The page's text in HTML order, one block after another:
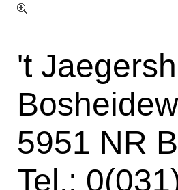
't
5951 NR
Tel.: